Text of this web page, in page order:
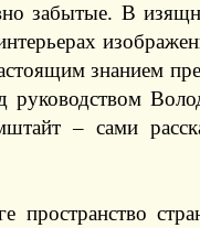
забытые. В
знанием
руководством
– сами
пространство